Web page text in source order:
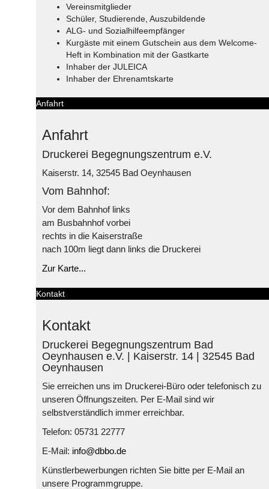
Vereinsmitglieder
Schüler, Studierende, Auszubildende
ALG- und Sozialhilfeempfänger
Kurgäste mit einem Gutschein aus dem Welcome-
Heft in Kombination mit der Gastkarte
Inhaber der JULEICA
Inhaber der Ehrenamtskarte
Anfahrt
Anfahrt
Druckerei Begegnungszentrum e.V.
Kaiserstr. 14, 32545 Bad Oeynhausen
Vom Bahnhof:
Vor dem Bahnhof links
am Busbahnhof vorbei
rechts in die Kaiserstraße
nach 100m liegt dann links die Druckerei
Zur Karte...
Kontakt
Kontakt
Druckerei Begegnungszentrum Bad
Oeynhausen e.V. | Kaiserstr. 14 | 32545 Bad
Oeynhausen
Sie erreichen uns im Druckerei-Büro oder telefonisch zu
unseren Öffnungszeiten. Per E-Mail sind wir
selbstverständlich immer erreichbar.
Telefon: 05731 22777
E-Mail: info@dbbo.de
Künstlerbewerbungen richten Sie bitte per E-Mail an
unsere Programmgruppe.